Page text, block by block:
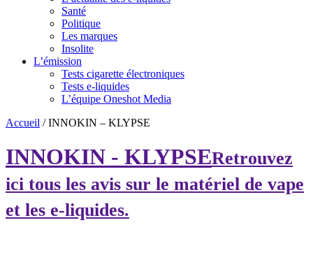
Santé
Politique
Les marques
Insolite
L’émission
Tests cigarette électroniques
Tests e-liquides
L’équipe Oneshot Media
Accueil /INNOKIN – KLYPSE
INNOKIN - KLYPSERetrouvez
ici tous les avis sur le matériel de vape
et les e-liquides.